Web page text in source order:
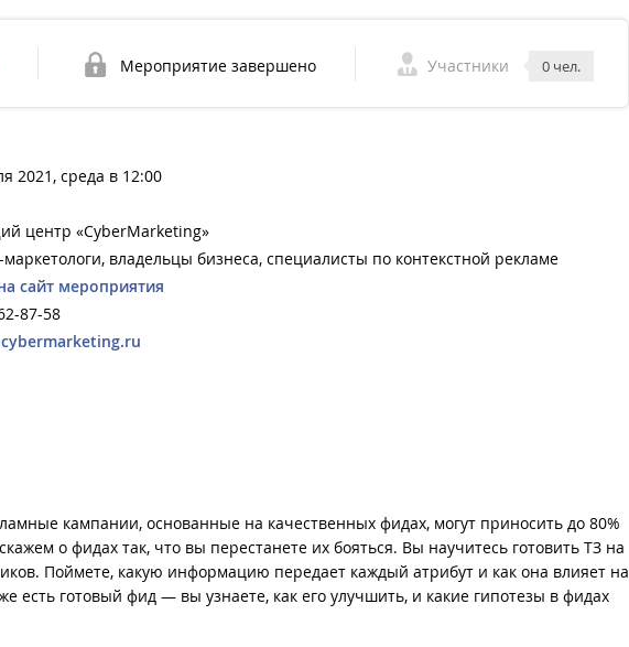
Мероприятие завершено Участники 0 чел.
2021, среда в 12:00
центр «CyberMarketing»
владельцы бизнеса, специалисты по контекстной рекламе
сайт мероприятия
87-58
кампании, основанные на качественных фидах, могут приносить до 80%
о фидах так, что вы перестанете их бояться. Вы научитесь готовить ТЗ на
Поймете, какую информацию передает каждый атрибут и как она влияет на
есть готовый фид — вы узнаете, как его улучшить, и какие гипотезы в фидах